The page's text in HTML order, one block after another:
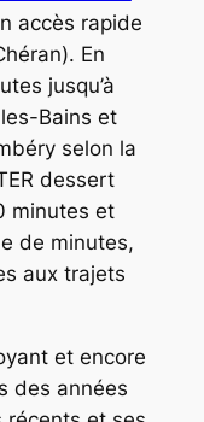
accès rapide
En
jusqu’à
Bains et
selon la
dessert
minutes et
de minutes,
aux trajets
et encore
des années